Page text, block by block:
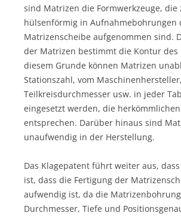
sind Matrizen die Formwerkzeuge, die
hülsenförmig in Aufnahmebohrungen
Matrizenscheibe aufgenommen sind.
der Matrizen bestimmt die Kontur des
diesem Grunde können Matrizen
Stationszahl, vom
Teilkreisdurchmesser usw. in jeder
eingesetzt werden, die
entsprechen. Darüber hinaus sind
unaufwendig in der Herstellung.
Das Klagepatent führt weiter aus,
ist, dass die Fertigung der
aufwendig ist, da die
Durchmesser, Tiefe und